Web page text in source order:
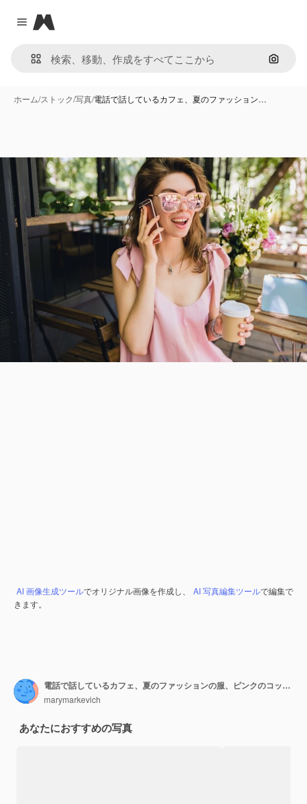
Close menu
Magnific
画像で
ホーム/ストック/写真/電話で話しているカフェ、夏のファッション…
AI 画像生成ツールでオリジナル画像を作成し、 AI 写真編集ツールで編集で
きます。
電話で話しているカフェ、夏のファッションの服、ピンクのコットンドレス、サングラス、笑みを浮かべて、コーヒーを飲んで、スタイリッシュなアクセサリー、トレンディなアパレルに座っている若い魅力的な女性の肖像画
marymarkevich
あなたにおすすめの写真